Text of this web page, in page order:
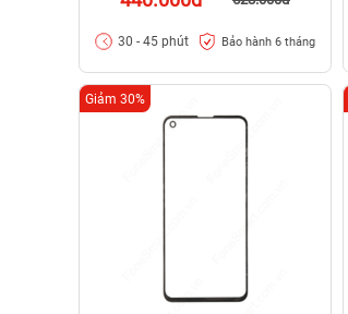
30 - 45 phút Bảo hành 6 tháng
Giảm 30%